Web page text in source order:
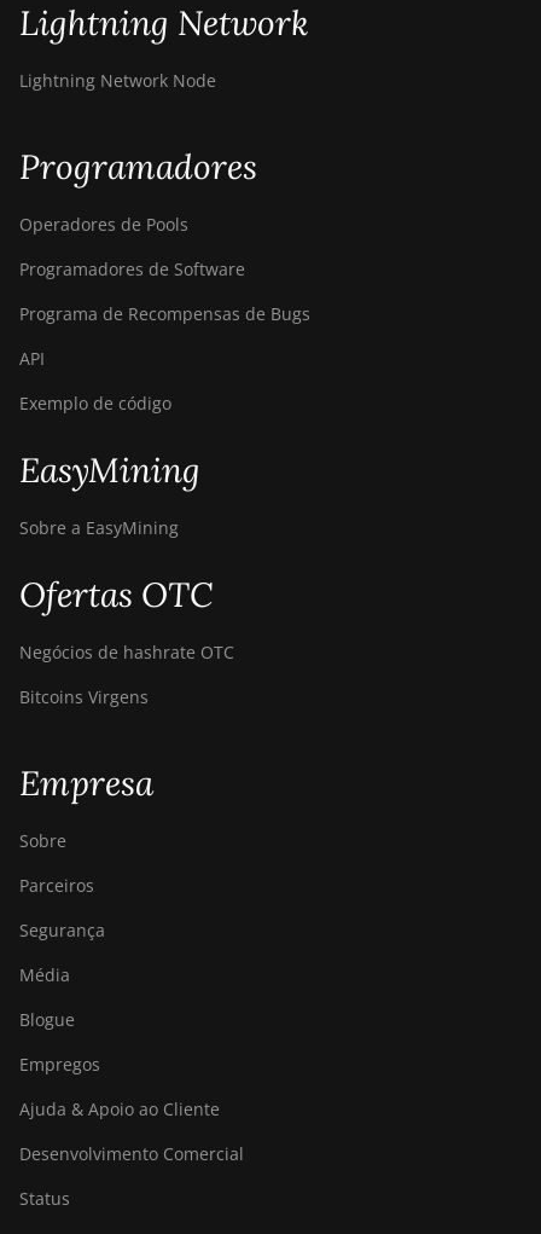
Lightning Network
Lightning Network Node
Programadores
Operadores de Pools
Programadores de Software
Programa de Recompensas de Bugs
API
Exemplo de código
EasyMining
Sobre a EasyMining
Ofertas OTC
Negócios de hashrate OTC
Bitcoins Virgens
Empresa
Sobre
Parceiros
Segurança
Média
Blogue
Empregos
Ajuda & Apoio ao Cliente
Desenvolvimento Comercial
Status